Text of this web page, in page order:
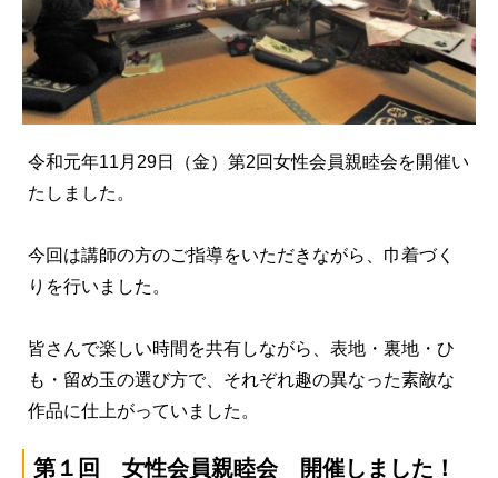
令和元年11月29日（金）第2回女性会員親睦会を開催い
たしました。
今回は講師の方のご指導をいただきながら、巾着づく
りを行いました。
皆さんで楽しい時間を共有しながら、表地・裏地・ひ
も・留め玉の選び方で、それぞれ趣の異なった素敵な
作品に仕上がっていました。
第１回 女性会員親睦会 開催しました！